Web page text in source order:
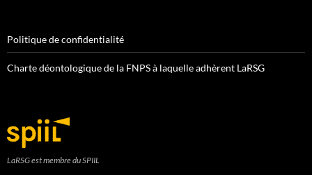
Politique de confidentialité
Charte déontologique de la FNPS à laquelle adhèrent LaRSG
LaRSG est membre du SPIIL